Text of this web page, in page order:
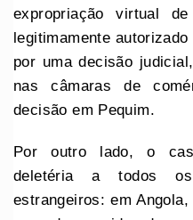
expropriação virtual
legitimamente
por uma decisão
nas câmaras de
decisão em Pequim.
Por outro lado, o
deletéria a todos os
estrangeiros: em